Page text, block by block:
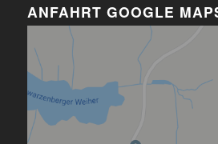
ANFAHRT GOOGLE